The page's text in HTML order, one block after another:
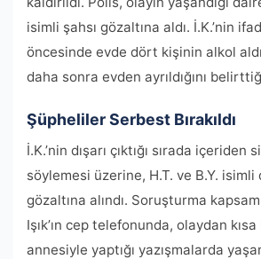
isimli şahsı gözaltına aldı. İ.K.’nin
öncesinde evde dört kişinin alkol
daha sonra evden ayrıldığını
Şüpheliler Serbest Bırakıldı
İ.K.’nin dışarı çıktığı sırada
söylemesi üzerine, H.T. ve B.Y. isimli
gözaltına alındı. Soruşturma
Işık’ın cep telefonunda, olaydan
annesiyle yaptığı yazışmalarda